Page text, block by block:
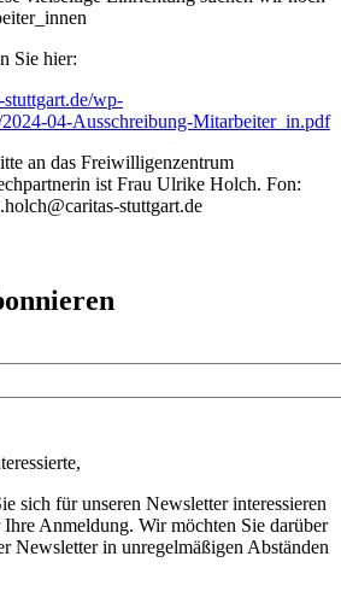
Sie hier:
wp-
04-Ausschreibung-Mitarbeiter_in.pdf
an das Freiwilligenzentrum
ist Frau Ulrike Holch. Fon:
stuttgart.de
sich für unseren Newsletter interessieren
Anmeldung. Wir möchten Sie darüber
Newsletter in unregelmäßigen Abständen